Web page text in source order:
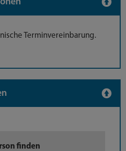
Terminvereinbarung.
finden